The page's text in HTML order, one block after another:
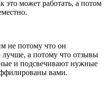
это может работать, а потом
не потому что он
а потому что отзывы
и подсвечивают нужные
вами.